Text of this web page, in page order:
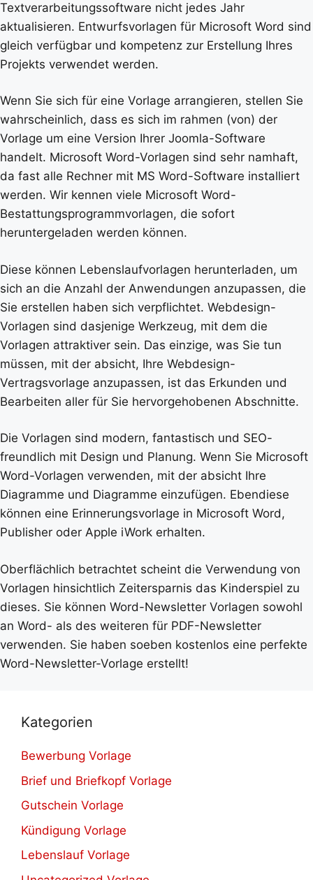
Textverarbeitungssoftware nicht jedes Jahr
aktualisieren. Entwurfsvorlagen für Microsoft Word sind
gleich verfügbar und kompetenz zur Erstellung Ihres
Projekts verwendet werden.
Wenn Sie sich für eine Vorlage arrangieren, stellen Sie
wahrscheinlich, dass es sich im rahmen (von) der
Vorlage um eine Version Ihrer Joomla-Software
handelt. Microsoft Word-Vorlagen sind sehr namhaft,
da fast alle Rechner mit MS Word-Software installiert
werden. Wir kennen viele Microsoft Word-
Bestattungsprogrammvorlagen, die sofort
heruntergeladen werden können.
Diese können Lebenslaufvorlagen herunterladen, um
sich an die Anzahl der Anwendungen anzupassen, die
Sie erstellen haben sich verpflichtet. Webdesign-
Vorlagen sind dasjenige Werkzeug, mit dem die
Vorlagen attraktiver sein. Das einzige, was Sie tun
müssen, mit der absicht, Ihre Webdesign-
Vertragsvorlage anzupassen, ist das Erkunden und
Bearbeiten aller für Sie hervorgehobenen Abschnitte.
Die Vorlagen sind modern, fantastisch und SEO-
freundlich mit Design und Planung. Wenn Sie Microsoft
Word-Vorlagen verwenden, mit der absicht Ihre
Diagramme und Diagramme einzufügen. Ebendiese
können eine Erinnerungsvorlage in Microsoft Word,
Publisher oder Apple iWork erhalten.
Oberflächlich betrachtet scheint die Verwendung von
Vorlagen hinsichtlich Zeitersparnis das Kinderspiel zu
dieses. Sie können Word-Newsletter Vorlagen sowohl
an Word- als des weiteren für PDF-Newsletter
verwenden. Sie haben soeben kostenlos eine perfekte
Word-Newsletter-Vorlage erstellt!
Kategorien
Bewerbung Vorlage
Brief und Briefkopf Vorlage
Gutschein Vorlage
Kündigung Vorlage
Lebenslauf Vorlage